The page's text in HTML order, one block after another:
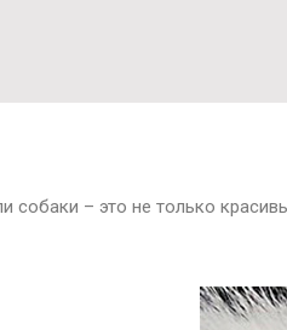
собаки – это не только